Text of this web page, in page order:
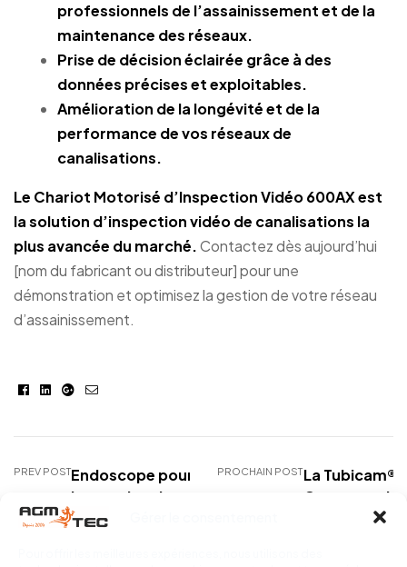
professionnels de l’assainissement et de la
maintenance des réseaux.
Prise de décision éclairée grâce à des
données précises et exploitables.
Amélioration de la longévité et de la
performance de vos réseaux de
canalisations.
Le Chariot Motorisé d’InspectionVidéo 600AX est
la solution d’inspection vidéo de canalisations la
plus avancée du marché.Contactez dès aujourd’hui
[nom du fabricant ou distributeur] pour une
démonstration et optimisez la gestion de votre réseau
d’assainissement.
Facebook
LinkedinGoogle+
E-
PREV POSTEndoscope pour
inspection de
canalisations : AGM
PROCHAIN POSTLa Tubicam®
Compact :